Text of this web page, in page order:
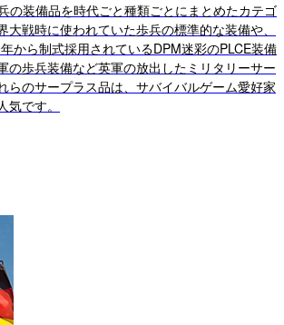
の装備品を時代ごと種類ごとにまとめたカテゴ
大戦時に使われていた歩兵の標準的な装備や、
から制式採用されているDPM迷彩のPLCE装備
の歩兵装備など英軍の放出したミリタリーサー
らのサープラス品は、サバイバルゲーム愛好家
です。